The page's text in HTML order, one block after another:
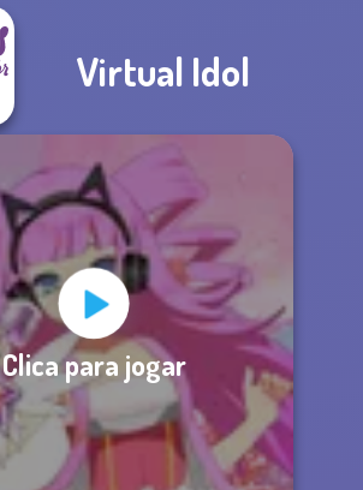
Virtual Idol
Clica para jogar